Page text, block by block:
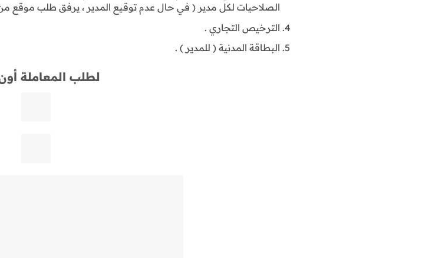
الصلاحيات لكل مدير ( في حال عدم توقيع المدير ، يرفق طلب موقع
الترخيص التجاري .
البطاقة المدنية ( للمدير ) .
لطلب المعاملة